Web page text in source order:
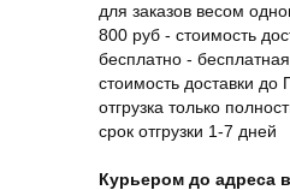
для заказов весом
800 руб - стоимость
бесплатно -
стоимость доставки
отгрузка только
срок отгрузки 1-7 дней
Курьером до адреса